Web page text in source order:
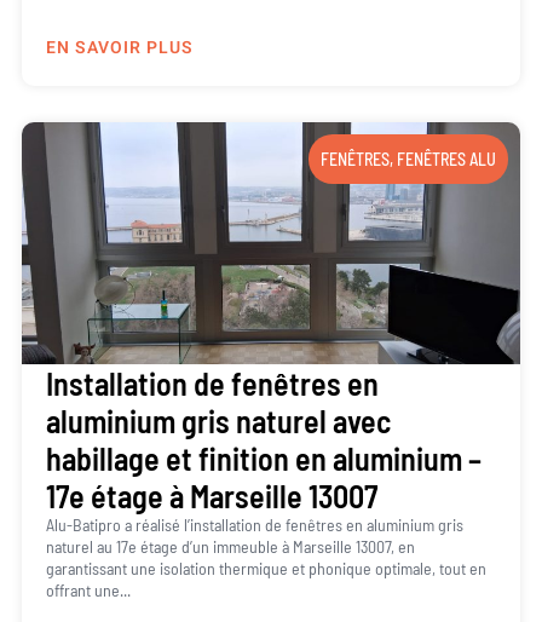
EN SAVOIR PLUS
FENÊTRES, FENÊTRES ALU
Installation de fenêtres en
aluminium gris naturel avec
habillage et finition en aluminium –
17e étage à Marseille 13007
Alu-Batipro a réalisé l’installation de fenêtres en aluminium gris
naturel au 17e étage d’un immeuble à Marseille 13007, en
garantissant une isolation thermique et phonique optimale, tout en
offrant une...